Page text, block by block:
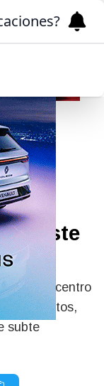
en
y
ajuste
en el centro
subte